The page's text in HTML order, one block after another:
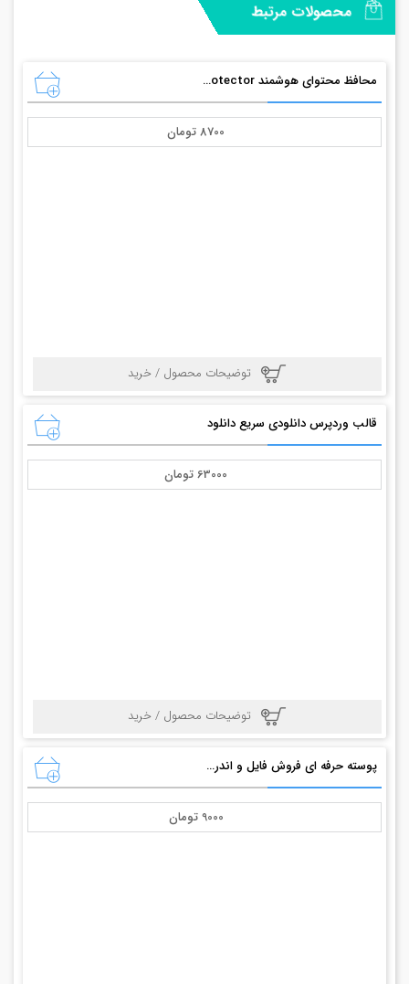
محصولات مرتبط
محافظ محتوای هوشمند Smart Content Protector
8700 تومان
توضیحات محصول / خرید
قالب وردپرس دانلودی سریع دانلود
63000 تومان
توضیحات محصول / خرید
پوسته حرفه ای فروش فایل و اندروید (ایروید) eroid
9000 تومان